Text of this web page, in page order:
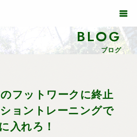
BLOG
ブログ
フットワークに終止
ョントレーニングで
入れろ！